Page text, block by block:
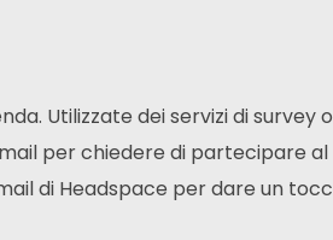
Utilizzate dei servizi di survey
per chiedere di partecipare al
di Headspace per dare un